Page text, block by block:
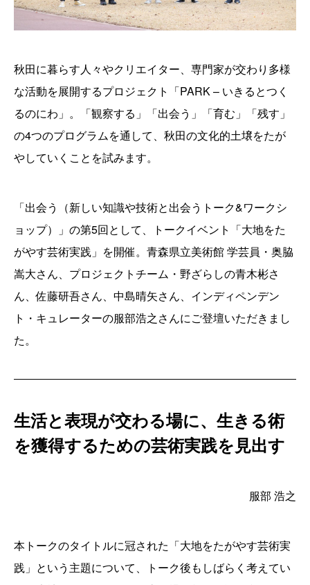
秋田に暮らす人々やクリエイター、専門家が交わり多様
な活動を展開するプロジェクト「PARK – いきるとつく
るのにわ」。「観察する」「出会う」「育む」「残す」
の4つのプログラムを通して、秋田の文化的土壌をたが
やしていくことを試みます。
「出会う（新しい知識や技術と出会うトーク&ワークシ
ョップ）」の第5回として、トークイベント「大地をた
がやす芸術実践」を開催。青森県立美術館 学芸員・奥脇
嵩大さん、プロジェクトチーム・野ざらしの青木彬さ
ん、佐藤研吾さん、中島晴矢さん、インディペンデン
ト・キュレーターの服部浩之さんにご登壇いただきまし
た。
生活と表現が交わる場に、生きる術
を獲得するための芸術実践を見出す
服部 浩之
本トークのタイトルに冠された「大地をたがやす芸術実
践」という主題について、トーク後もしばらく考えてい